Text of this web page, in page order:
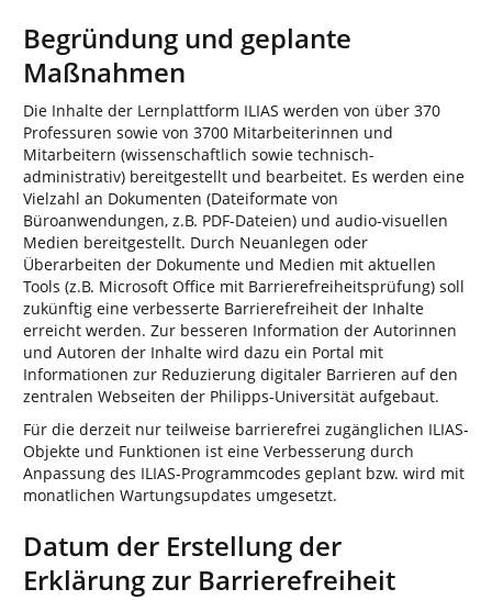
Begründung und geplante
Maßnahmen
Die Inhalte der Lernplattform ILIAS werden von über 370
Professuren sowie von 3700 Mitarbeiterinnen und
Mitarbeitern (wissenschaftlich sowie technisch-
administrativ) bereitgestellt und bearbeitet. Es werden eine
Vielzahl an Dokumenten (Dateiformate von
Büroanwendungen, z.B. PDF-Dateien) und audio-visuellen
Medien bereitgestellt. Durch Neuanlegen oder
Überarbeiten der Dokumente und Medien mit aktuellen
Tools (z.B. Microsoft Office mit Barrierefreiheitsprüfung) soll
zukünftig eine verbesserte Barrierefreiheit der Inhalte
erreicht werden. Zur besseren Information der Autorinnen
und Autoren der Inhalte wird dazu ein Portal mit
Informationen zur Reduzierung digitaler Barrieren auf den
zentralen Webseiten der Philipps-Universität aufgebaut.
Für die derzeit nur teilweise barrierefrei zugänglichen ILIAS-
Objekte und Funktionen ist eine Verbesserung durch
Anpassung des ILIAS-Programmcodes geplant bzw. wird mit
monatlichen Wartungsupdates umgesetzt.
Datum der Erstellung der
Erklärung zur Barrierefreiheit